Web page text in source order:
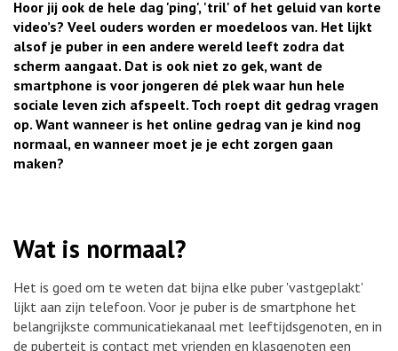
Hoor jij ook de hele dag 'ping', 'tril' of het geluid van korte
video’s? Veel ouders worden er moedeloos van. Het lijkt
alsof je puber in een andere wereld leeft zodra dat
scherm aangaat. Dat is ook niet zo gek, want de
smartphone is voor jongeren dé plek waar hun hele
sociale leven zich afspeelt. Toch roept dit gedrag vragen
op. Want wanneer is het online gedrag van je kind nog
normaal, en wanneer moet je je echt zorgen gaan
maken?
Wat is normaal?
Het is goed om te weten dat bijna elke puber 'vastgeplakt'
lijkt aan zijn telefoon. Voor je puber is de smartphone het
belangrijkste communicatiekanaal met leeftijdsgenoten, en in
de puberteit is contact met vrienden en klasgenoten een